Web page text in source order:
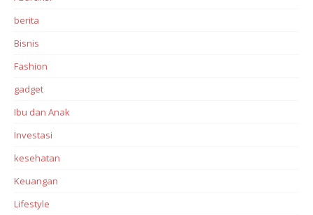
berita
Bisnis
Fashion
gadget
Ibu dan Anak
Investasi‎
kesehatan
Keuangan
Lifestyle